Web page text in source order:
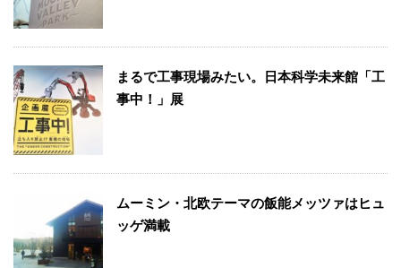
まるで工事現場みたい。日本科学未来館「工
事中！」展
ムーミン・北欧テーマの飯能メッツァはヒュ
ッゲ満載